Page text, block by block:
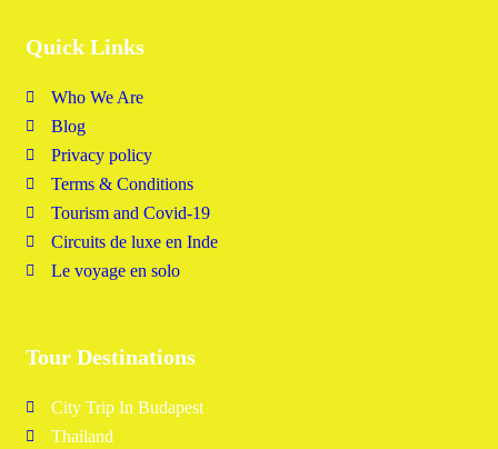
Quick Links
Who We Are
Blog
Privacy policy
Terms & Conditions
Tourism and Covid-19
Circuits de luxe en Inde
Le voyage en solo
Tour Destinations
City Trip In Budapest
Thailand